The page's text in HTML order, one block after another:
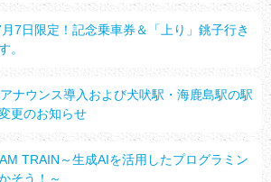
7日限定！記念乗車券＆「上り」銚子行き
。
ナウンス導入および犬吠駅・海鹿島駅の駅
更のお知らせ
TRAIN～生成AIを活用したプログラミン
そう！～